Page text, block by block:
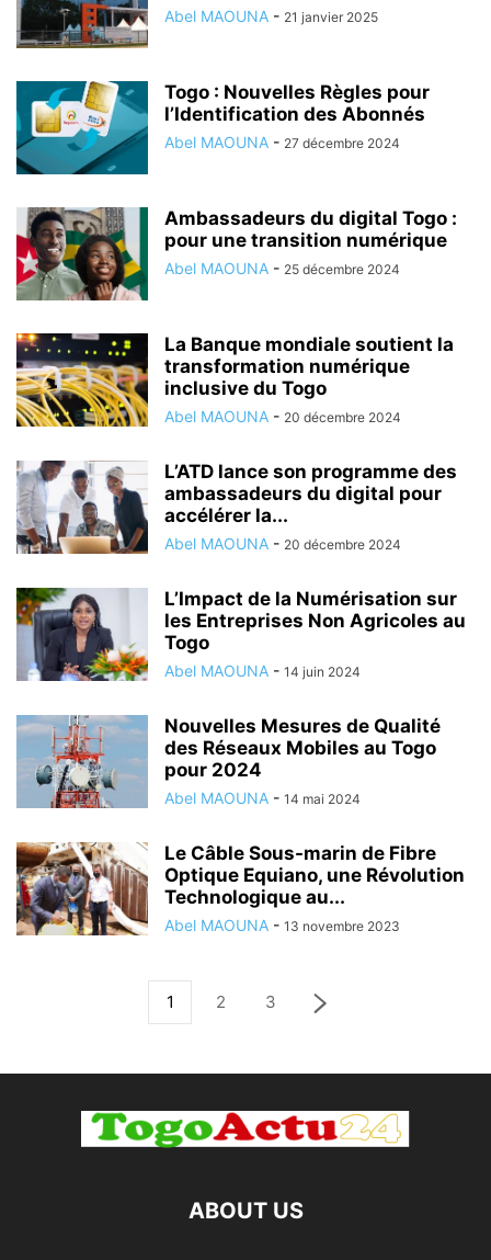
Abel MAOUNA - 21 janvier 2025
Togo : Nouvelles Règles pour
l’Identification des Abonnés
Abel MAOUNA - 27 décembre 2024
Ambassadeurs du digital Togo :
pour une transition numérique
Abel MAOUNA - 25 décembre 2024
La Banque mondiale soutient la
transformation numérique
inclusive du Togo
Abel MAOUNA - 20 décembre 2024
L’ATD lance son programme des
ambassadeurs du digital pour
accélérer la...
Abel MAOUNA - 20 décembre 2024
L’Impact de la Numérisation sur
les Entreprises Non Agricoles au
Togo
Abel MAOUNA - 14 juin 2024
Nouvelles Mesures de Qualité
des Réseaux Mobiles au Togo
pour 2024
Abel MAOUNA - 14 mai 2024
Le Câble Sous-marin de Fibre
Optique Equiano, une Révolution
Technologique au...
Abel MAOUNA - 13 novembre 2023
1 2 3
ABOUT US